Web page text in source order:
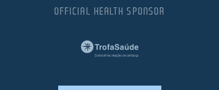
OFFICIAL HEALTH SPONSOR